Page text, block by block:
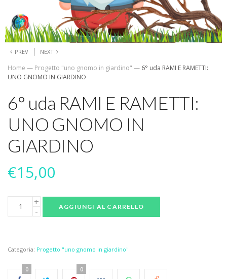
PREV NEXT
Home — Progetto "uno gnomo in giardino" — 6° uda RAMI E RAMETTI:
UNO GNOMO IN GIARDINO
6° uda RAMI E RAMETTI:
UNO GNOMO IN
GIARDINO
€15,00
AGGIUNGI AL CARRELLO
Categoria: Progetto "uno gnomo in giardino"
0 0